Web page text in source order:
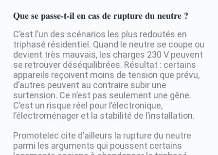
Que se passe-t-il en cas de rupture du neutre ?
C’est l’un des scénarios les plus redoutés en
triphasé résidentiel. Quand le neutre se coupe ou
devient très mauvais, les charges 230 V peuvent
se retrouver déséquilibrées. Résultat : certains
appareils reçoivent moins de tension que prévu,
d’autres peuvent au contraire subir une
surtension. Ce n’est pas seulement une gêne.
C’est un risque réel pour l’électronique,
l’électroménager et la stabilité de l’installation.
Promotelec cite d’ailleurs la rupture du neutre
parmi les arguments qui poussent certains